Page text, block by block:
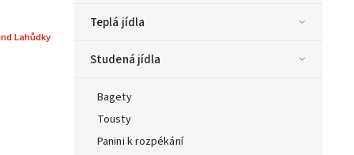
Teplá jídla
Studená jídla
Bagety
Tousty
Panini k rozpékání
Lahůdky